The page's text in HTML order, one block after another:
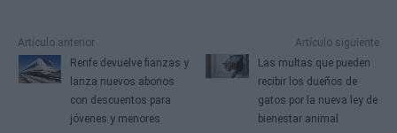
Artículo anterior
Renfe devuelve fianzas y
lanza nuevos abonos
con descuentos para
jóvenes y menores
Artículo siguiente
Las multas que pueden
recibir los dueños de
gatos por la nueva ley de
bienestar animal